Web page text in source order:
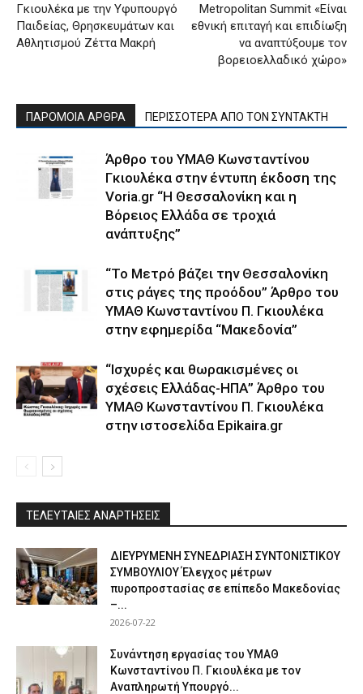
Γκιουλέκα με την Υφυπουργό
Παιδείας, Θρησκευμάτων και
Αθλητισμού Ζέττα Μακρή
Metropolitan Summit «Είναι
εθνική επιταγή και επιδίωξη
να αναπτύξουμε τον
βορειοελλαδικό χώρο»
ΠΑΡΟΜΟΙΑ ΑΡΘΡΑ ΠΕΡΙΣΣΟΤΕΡΑ ΑΠΟ ΤΟΝ ΣΥΝΤΑΚΤΗ
Άρθρο του ΥΜΑΘ Κωνσταντίνου
Γκιουλέκα στην έντυπη έκδοση της
Voria.gr “Η Θεσσαλονίκη και η
Βόρειος Ελλάδα σε τροχιά
ανάπτυξης”
“Το Μετρό βάζει την Θεσσαλονίκη
στις ράγες της προόδου” Άρθρο του
ΥΜΑΘ Κωνσταντίνου Π. Γκιουλέκα
στην εφημερίδα “Μακεδονία”
“Ισχυρές και θωρακισμένες οι
σχέσεις Ελλάδας-ΗΠΑ” Άρθρο του
ΥΜΑΘ Κωνσταντίνου Π. Γκιουλέκα
στην ιστοσελίδα Epikaira.gr
ΤΕΛΕΥΤΑΙΕΣ ΑΝΑΡΤΗΣΕΙΣ
ΔΙΕΥΡΥΜΕΝΗ ΣΥΝΕΔΡΙΑΣΗ ΣΥΝΤΟΝΙΣΤΙΚΟΥ
ΣΥΜΒΟΥΛΙΟΥ Έλεγχος μέτρων
πυροπροστασίας σε επίπεδο Μακεδονίας
–...
2026-07-22
Συνάντηση εργασίας του ΥΜΑΘ
Κωνσταντίνου Π. Γκιουλέκα με τον
Αναπληρωτή Υπουργό...